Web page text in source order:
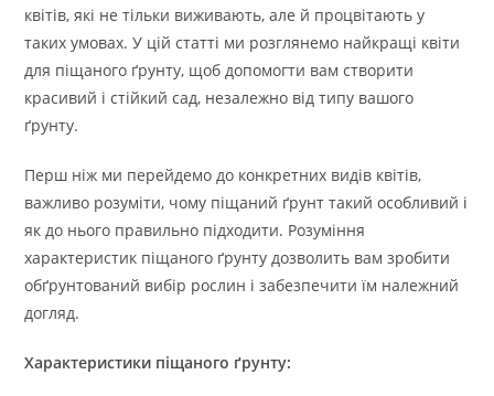
квітів, які не тільки виживають, але й процвітають у
таких умовах. У цій статті ми розглянемо найкращі квіти
для піщаного ґрунту, щоб допомогти вам створити
красивий і стійкий сад, незалежно від типу вашого
ґрунту.
Перш ніж ми перейдемо до конкретних видів квітів,
важливо розуміти, чому піщаний ґрунт такий особливий і
як до нього правильно підходити. Розуміння
характеристик піщаного ґрунту дозволить вам зробити
обґрунтований вибір рослин і забезпечити їм належний
догляд.
Характеристики піщаного ґрунту: